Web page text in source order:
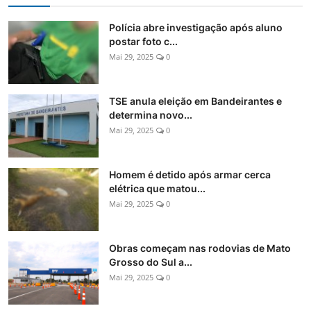
Polícia abre investigação após aluno
postar foto c...
Mai 29, 2025 0
TSE anula eleição em Bandeirantes e
determina novo...
Mai 29, 2025 0
Homem é detido após armar cerca
elétrica que matou...
Mai 29, 2025 0
Obras começam nas rodovias de Mato
Grosso do Sul a...
Mai 29, 2025 0